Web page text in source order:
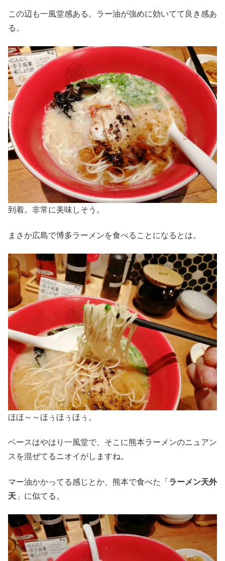
この辺も一風堂感ある。ラー油が強めに効いてて良き感あ
る。
到着。非常に美味しそう。
まさか広島で博多ラーメンを食べることになるとは。
ほほ～～ほぅほぅほぅ。
ベースはやはり一風堂で、そこに熊本ラーメンのニュアン
スを混ぜてるニオイがしますね。
マー油かかってる感じとか、熊本で食べた「 ラーメン天外
天 」に似てる。